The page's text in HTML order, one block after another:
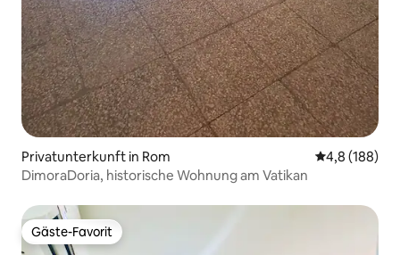
Privatunterkunft in Rom
4,8 (188)
DimoraDoria, historische Wohnung am Vatikan
Gäste-Favorit
Gäste-Favorit